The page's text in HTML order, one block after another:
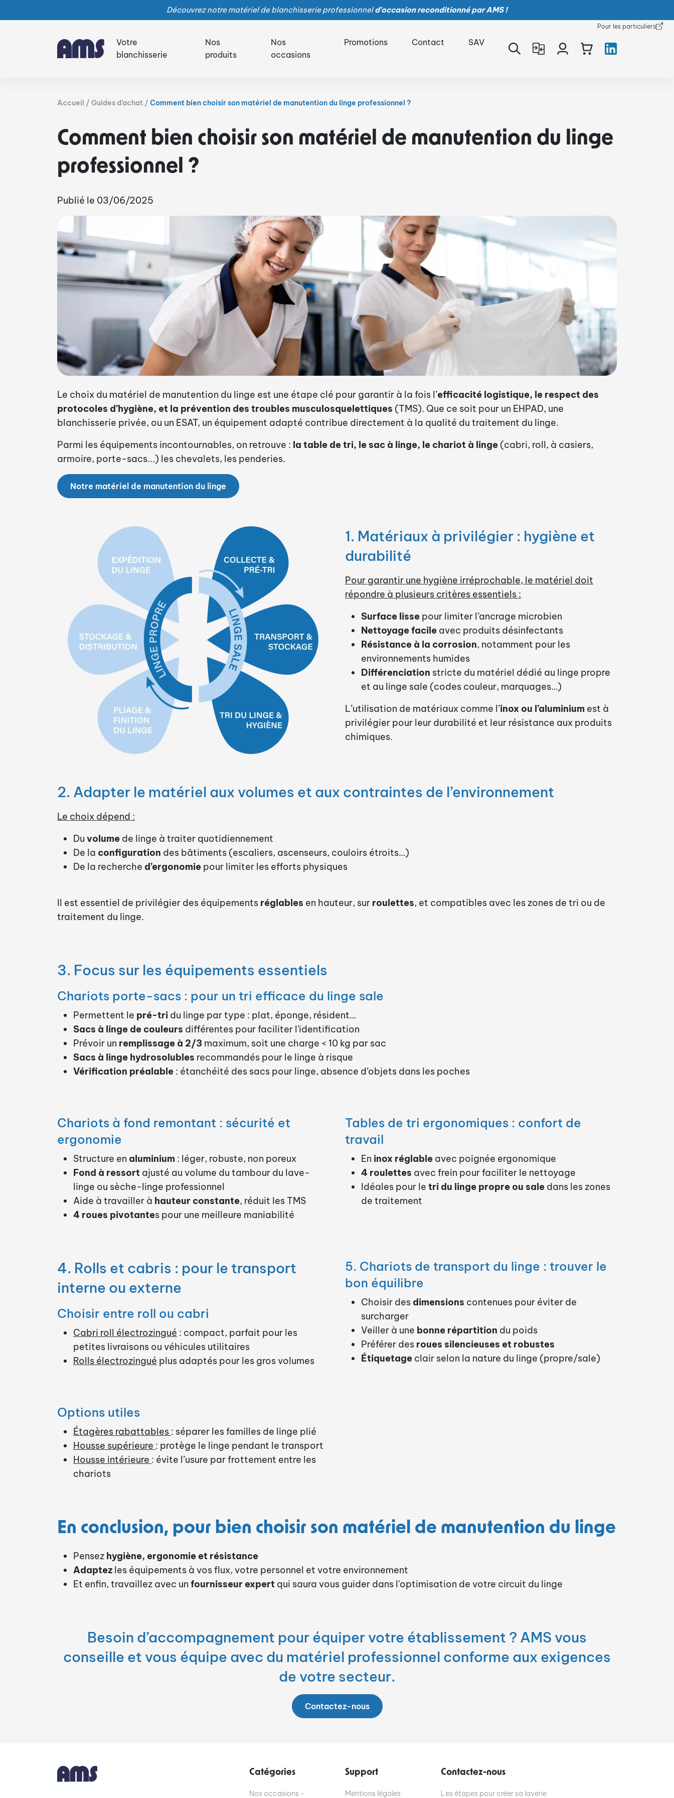
Découvrez notre matériel de blanchisserie professionneld’occasion reconditionné par AMS !
Pour les particuliers
Votre
blanchisserie
Nos
produits
Nos
occasions
Promotions Contact SAV
Accueil Guides d’achat Comment bien choisir son matériel de manutention du linge professionnel ?
Comment bien choisir son matériel de manutention du linge
professionnel ?
Publié le 03/06/2025
Le choix du matériel de manutention du linge est une étape clé pour garantir à la fois l’efficacité logistique, le respect des
protocoles d’hygiène, et la prévention des troubles musculosquelettiques (TMS). Que ce soit pour un EHPAD, une
blanchisserie privée, ou un ESAT, un équipement adapté contribue directement à la qualité du traitement du linge.
Parmi les équipements incontournables, on retrouve : la table de tri, le sac à linge, le chariot à linge (cabri, roll, à casiers,
armoire, porte-sacs...) les chevalets, les penderies.
Notre matériel de manutention du linge
1. Matériaux à privilégier : hygiène et
durabilité
Pour garantir une hygiène irréprochable, le matériel doit
répondre à plusieurs critères essentiels :
Surface lisse pour limiter l’ancrage microbien
Nettoyage facile avec produits désinfectants
Résistance à la corrosion, notamment pour les
environnements humides
Différenciation stricte du matériel dédié au linge propre
et au linge sale (codes couleur, marquages…)
L’utilisation de matériaux comme l’inox ou l’aluminium est à
privilégier pour leur durabilité et leur résistance aux produits
chimiques.
2. Adapter le matériel aux volumes et aux contraintes de l’environnement
Le choix dépend :
Du volume de linge à traiter quotidiennement
De la configuration des bâtiments (escaliers, ascenseurs, couloirs étroits…)
De la recherche d’ergonomie pour limiter les efforts physiques
Il est essentiel de privilégier des équipements réglables en hauteur, sur roulettes, et compatibles avec les zones de tri ou de
traitement du linge.
3. Focus sur les équipements essentiels
Chariots porte-sacs : pour un tri efficace du linge sale
Permettent le pré-tri du linge par type : plat, éponge, résident…
Sacs à linge de couleurs différentes pour faciliter l'identification
Prévoir un remplissage à 2/3 maximum, soit une charge < 10 kg par sac
Sacs à linge hydrosolubles recommandés pour le linge à risque
Vérification préalable : étanchéité des sacs pour linge, absence d’objets dans les poches
Chariots à fond remontant : sécurité et
ergonomie
Structure en aluminium : léger, robuste, non poreux
Fond à ressort ajusté au volume du tambour du lave-
linge ou sèche-linge professionnel
Aide à travailler à hauteur constante, réduit les TMS
4 roues pivotantes pour une meilleure maniabilité
Tables de tri ergonomiques : confort de
travail
En inox réglable avec poignée ergonomique
4 roulettes avec frein pour faciliter le nettoyage
Idéales pour le tri du linge propre ou sale dans les zones
de traitement
4. Rolls et cabris : pour le transport
interne ou externe
Choisir entre roll ou cabri
Cabri roll électrozingué : compact, parfait pour les
petites livraisons ou véhicules utilitaires
Rolls électrozingué plus adaptés pour les gros volumes
Options utiles
Étagères rabattables : séparer les familles de linge plié
Housse supérieure : protège le linge pendant le transport
Housse intérieure : évite l’usure par frottement entre les
chariots
5. Chariots de transport du linge : trouver le
bon équilibre
Choisir des dimensions contenues pour éviter de
surcharger
Veiller à une bonne répartition du poids
Préférer des roues silencieuses et robustes
Étiquetage clair selon la nature du linge (propre/sale)
En conclusion, pour bien choisir son matériel de manutention du linge
Pensez hygiène, ergonomie et résistance
Adaptez les équipements à vos flux, votre personnel et votre environnement
Et enfin, travaillez avec un fournisseur expert qui saura vous guider dans l'optimisation de votre circuit du linge
Besoin d’accompagnement pour équiper votre établissement ? AMS vous
conseille et vous équipe avec du matériel professionnel conforme aux exigences
de votre secteur.
Contactez-nous
Catégories
Nos occasions -
Support
Mentions légales
Contactez-nous
Les étapes pour créer sa laverie